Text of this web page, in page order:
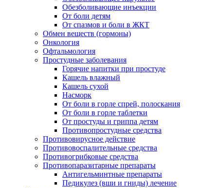
Обезболивающие инъекции
От боли детям
От спазмов и боли в ЖКТ
Обмен веществ (гормоны)
Онкология
Офтальмология
Простудные заболевания
Горячие напитки при простуде
Кашель влажный
Кашель сухой
Насморк
От боли в горле спрей, полоскания
От боли в горле таблетки
От простуды и гриппа детям
Противопростудные средства
Противовирусное действие
Противовоспалительные средства
Противогрибковые средства
Противопаразитарные препараты
Антигельминтные препараты
Педикулез (вши и гниды) лечение